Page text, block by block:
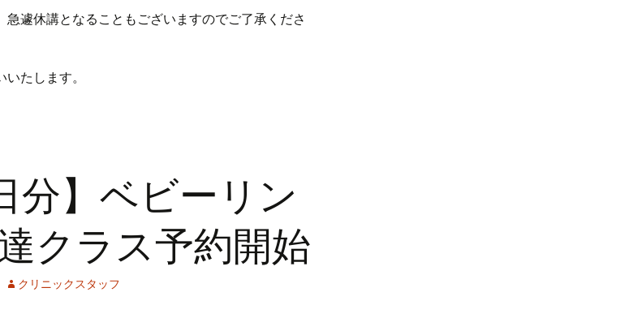
遽休講となることもございますのでご了承くださ
たします。
分】ベビーリン
クラス予約開始
クリニックスタッフ